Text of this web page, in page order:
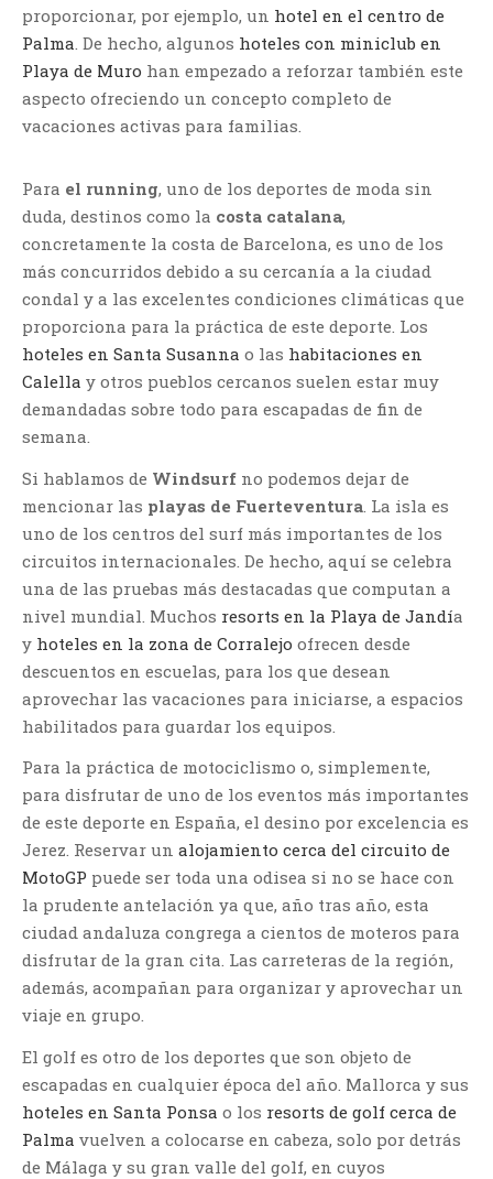
proporcionar, por ejemplo, un hotel en el centro de
Palma . De hecho, algunos hoteles con miniclub en
Playa de Muro han empezado a reforzar también este
aspecto ofreciendo un concepto completo de
vacaciones activas para familias.
Para el running, uno de los deportes de moda sin
duda, destinos como la costa catalana,
concretamente la costa de Barcelona, es uno de los
más concurridos debido a su cercanía a la ciudad
condal y a las excelentes condiciones climáticas que
proporciona para la práctica de este deporte. Los
hoteles en Santa Susanna o las habitaciones en
Calella y otros pueblos cercanos suelen estar muy
demandadas sobre todo para escapadas de fin de
semana.
Si hablamos de Windsurf no podemos dejar de
mencionar las playas de Fuerteventura . La isla es
uno de los centros del surf más importantes de los
circuitos internacionales. De hecho, aquí se celebra
una de las pruebas más destacadas que computan a
nivel mundial. Muchos resorts en la Playa de Jandía
y hoteles en la zona de Corralejo ofrecen desde
descuentos en escuelas, para los que desean
aprovechar las vacaciones para iniciarse, a espacios
habilitados para guardar los equipos.
Para la práctica de motociclismo o, simplemente,
para disfrutar de uno de los eventos más importantes
de este deporte en España, el desino por excelencia es
Jerez. Reservar un alojamiento cerca del circuito de
MotoGP puede ser toda una odisea si no se hace con
la prudente antelación ya que, año tras año, esta
ciudad andaluza congrega a cientos de moteros para
disfrutar de la gran cita. Las carreteras de la región,
además, acompañan para organizar y aprovechar un
viaje en grupo.
El golf es otro de los deportes que son objeto de
escapadas en cualquier época del año. Mallorca y sus
hoteles en Santa Ponsa o los resorts de golf cerca de
Palma vuelven a colocarse en cabeza, solo por detrás
de Málaga y su gran valle del golf, en cuyos